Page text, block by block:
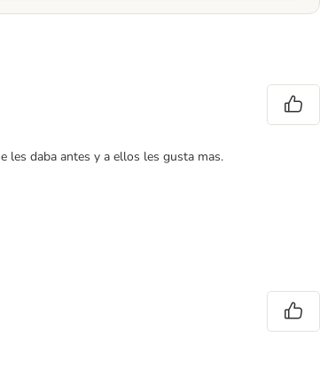
les daba antes y a ellos les gusta mas.